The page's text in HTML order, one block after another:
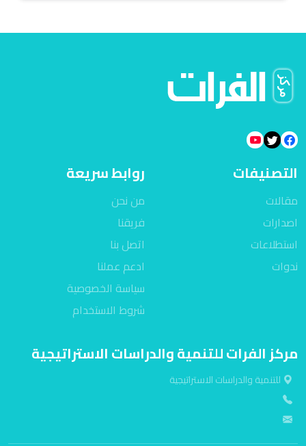
التصنيفات
مقالات
اصدارات
استطلاعات
ندوات
روابط سريعة
من نحن
فريقنا
اتصل بنا
ادعم عملنا
سياسة الخصوصية
شروط الاستخدام
مركز الفرات للتنمية والدراسات الاستراتيجية
للتنمية والدراسات الاستراتيجية